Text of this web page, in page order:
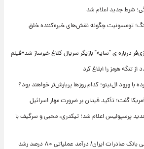
شرط جدید اعلام شد
تومسونیت چگونه نقش‌های خیره‌کننده خلق
درباره ی "سایه" بازیگر سریال کلاغ خبرساز شد+فیلم
ورود ال‌نینو؛ کدام روزها پربارش‌تر خواهند بود؟
گفت؛ تأکید فیدان بر ضرورت مهار اسرائیل
پرسپولیس اعلام شد؛ تیکدری، محبی و سرگیف با
تغییر مثبت در عملکرد مالی بانک صادرات ایران/ درآمد عملیاتی ۸۰ درصد رشد